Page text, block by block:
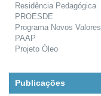
Residência Pedagógica
PROESDE
Programa Novos Valores
PAAP
Projeto Óleo
Publicações